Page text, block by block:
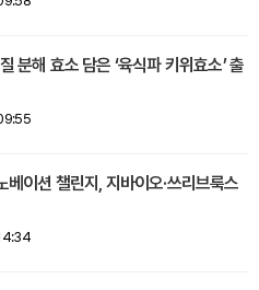
분해 효소 담은 ‘육식파 키위효소’ 출
이션 챌린지, 지바이오·쓰리브룩스